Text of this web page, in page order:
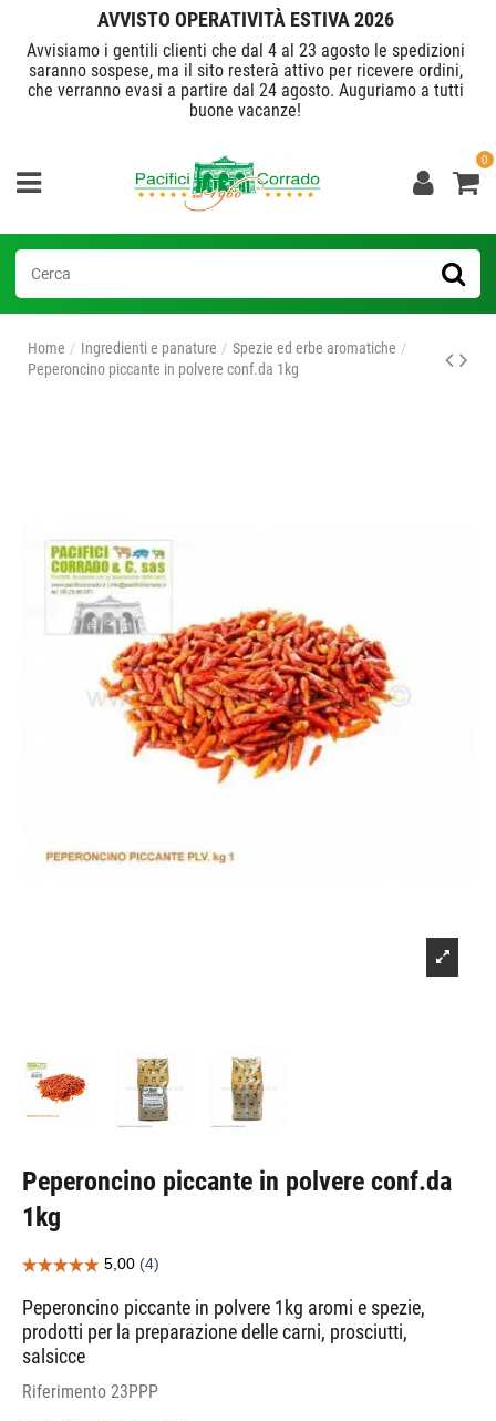
AVVISTO OPERATIVITÀ ESTIVA 2026
Avvisiamo i gentili clienti che dal 4 al 23 agosto le spedizioni
saranno sospese, ma il sito resterà attivo per ricevere ordini,
che verranno evasi a partire dal 24 agosto. Auguriamo a tutti
buone vacanze!
0
Home Ingredienti e panature
Spezie ed erbe aromatiche
Peperoncino piccante in polvere conf.da 1kg
Peperoncino piccante in polvere conf.da
1kg
Peperoncino piccante in polvere 1kg aromi e spezie,
prodotti per la preparazione delle carni, prosciutti,
salsicce
Riferimento 23PPP